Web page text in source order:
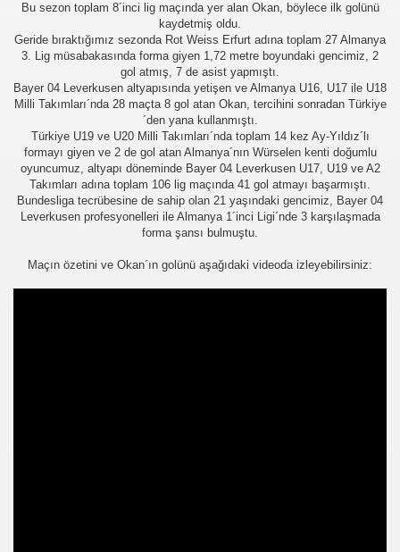
Bu sezon toplam 8´inci lig maçında yer alan Okan, böylece ilk golünü
kaydetmiş oldu.
Geride bıraktığımız sezonda Rot Weiss Erfurt adına toplam 27 Almanya
3. Lig müsabakasında forma giyen 1,72 metre boyundaki gencimiz, 2
gol atmış, 7 de asist yapmıştı.
Bayer 04 Leverkusen altyapısında yetişen ve Almanya U16, U17 ile U18
Milli Takımları´nda 28 maçta 8 gol atan Okan, tercihini sonradan Türkiye
´den yana kullanmıştı.
Türkiye U19 ve U20 Milli Takımları´nda toplam 14 kez Ay-Yıldız´lı
formayı giyen ve 2 de gol atan Almanya´nın Würselen kenti doğumlu
oyuncumuz, altyapı döneminde Bayer 04 Leverkusen U17, U19 ve A2
Takımları adına toplam 106 lig maçında 41 gol atmayı başarmıştı.
Bundesliga tecrübesine de sahip olan 21 yaşındaki gencimiz, Bayer 04
Leverkusen profesyonelleri ile Almanya 1´inci Ligi´nde 3 karşılaşmada
forma şansı bulmuştu.
Maçın özetini ve Okan´ın golünü aşağıdaki videoda izleyebilirsiniz:
arası Gol Krallığı
arası Gol Krallığı
arası Gol Krallığı
arası Gol Krallığı
arası Gol Krallığı
arası Gol Krallığı